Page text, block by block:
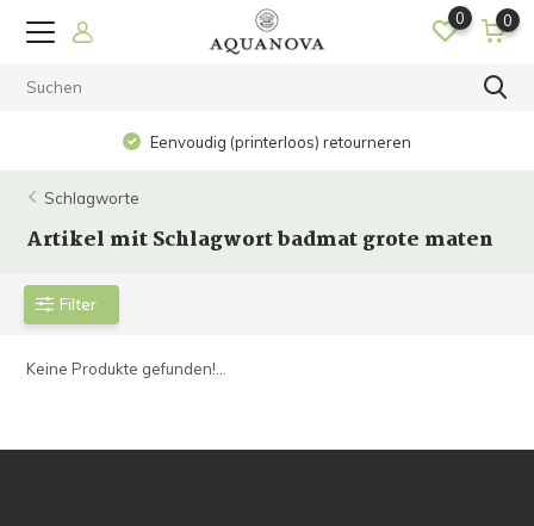
0 0
Eenvoudig (printerloos) retourneren
Schlagworte
Artikel mit Schlagwort badmat grote maten
Filter
Keine Produkte gefunden!...